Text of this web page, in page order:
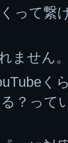
って繋
ません
く
？って